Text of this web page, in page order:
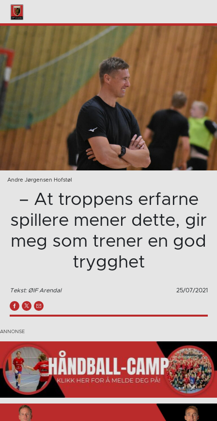
Andre Jørgensen Hofstøl
– At troppens erfarne
spillere mener dette, gir
meg som trener en god
trygghet
Tekst: ØIF Arendal 25/07/2021